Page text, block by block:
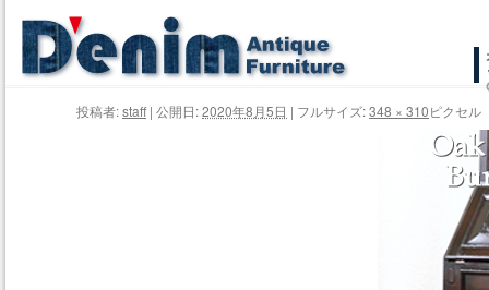
テ
投稿者:staff | 公開日:2020年8月5日 | フルサイズ:348 × 310ピクセル